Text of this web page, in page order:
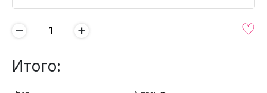
− +
Итого: